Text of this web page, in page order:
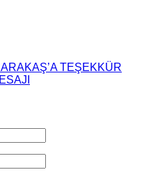
TEŞEKKÜR